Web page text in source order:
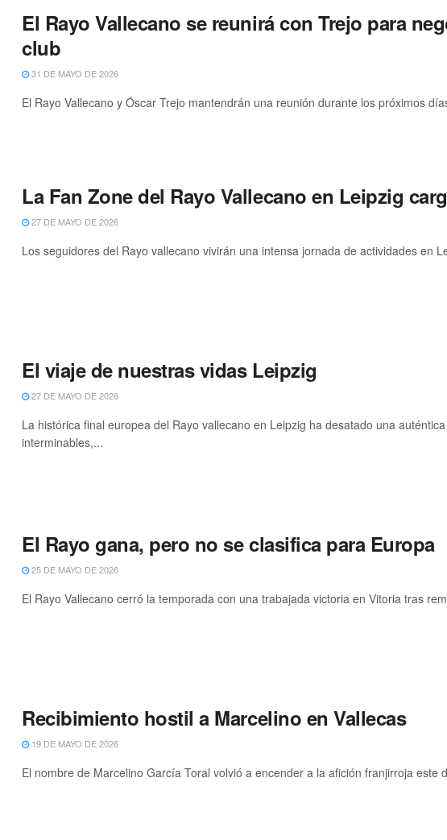
El Rayo Vallecano se reunirá con Trejo para
club
31 DE MAYO DE 2026
El Rayo Vallecano y Óscar Trejo mantendrán una reunión durante los próximos
La Fan Zone del Rayo Vallecano en Leipzig
27 DE MAYO DE 2026
Los seguidores del Rayo vallecano vivirán una intensa jornada de actividades en
El viaje de nuestras vidas Leipzig
27 DE MAYO DE 2026
La histórica final europea del Rayo vallecano en Leipzig ha desatado una
interminables,...
El Rayo gana, pero no se clasifica para Europa
25 DE MAYO DE 2026
El Rayo Vallecano cerró la temporada con una trabajada victoria en Vitoria tras
Recibimiento hostil a Marcelino en Vallecas
19 DE MAYO DE 2026
El nombre de Marcelino García Toral volvió a encender a la afición franjirroja este